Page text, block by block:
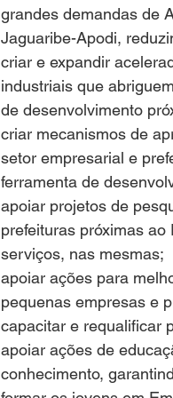
grandes demandas de
Jaguaribe-Apodi,
criar e expandir
industriais que
de desenvolvimento
criar mecanismos de
setor empresarial e
ferramenta de
apoiar projetos de
prefeituras próximas
serviços, nas mesmas;
apoiar ações para
pequenas empresas e
capacitar e requalificar
apoiar ações de
conhecimento,